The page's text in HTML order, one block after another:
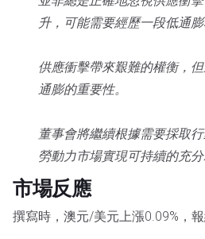
升，可能需要經歷一段低通
供應衝擊帶來艱難的權衡，
通膨的重要性。
董事會將繼續根據需要採取
勞動力市場實現可持續的充分
市場反應
撰寫時，澳元/美元上漲0.09%，報